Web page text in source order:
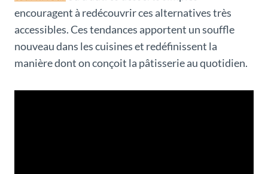
encouragent à redécouvrir ces alternatives très
accessibles. Ces tendances apportent un souffle
nouveau dans les cuisines et redéfinissent la
manière dont on conçoit la pâtisserie au quotidien.